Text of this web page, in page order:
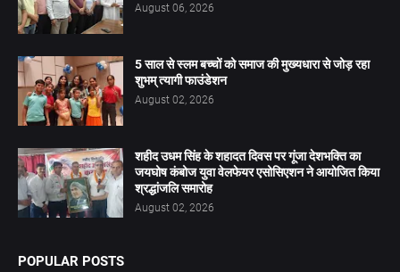
August 06, 2026
5 साल से स्लम बच्चों को समाज की मुख्यधारा से जोड़ रहा
शुभम् त्यागी फाउंडेशन
August 02, 2026
शहीद उधम सिंह के शहादत दिवस पर गूंजा देशभक्ति का
जयघोष कंबोज युवा वेलफेयर एसोसिएशन ने आयोजित किया
श्रद्धांजलि समारोह
August 02, 2026
POPULAR POSTS